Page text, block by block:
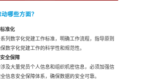
哪些方面？
准化
列数字化党建工作标准，明确工作流程，指导原则
数字化党建工作的科学性和规范性。
全保障
及大量党员个人信息和组织机密信息，必须加强信
信息安全保障体系，确保数据的安全可靠。